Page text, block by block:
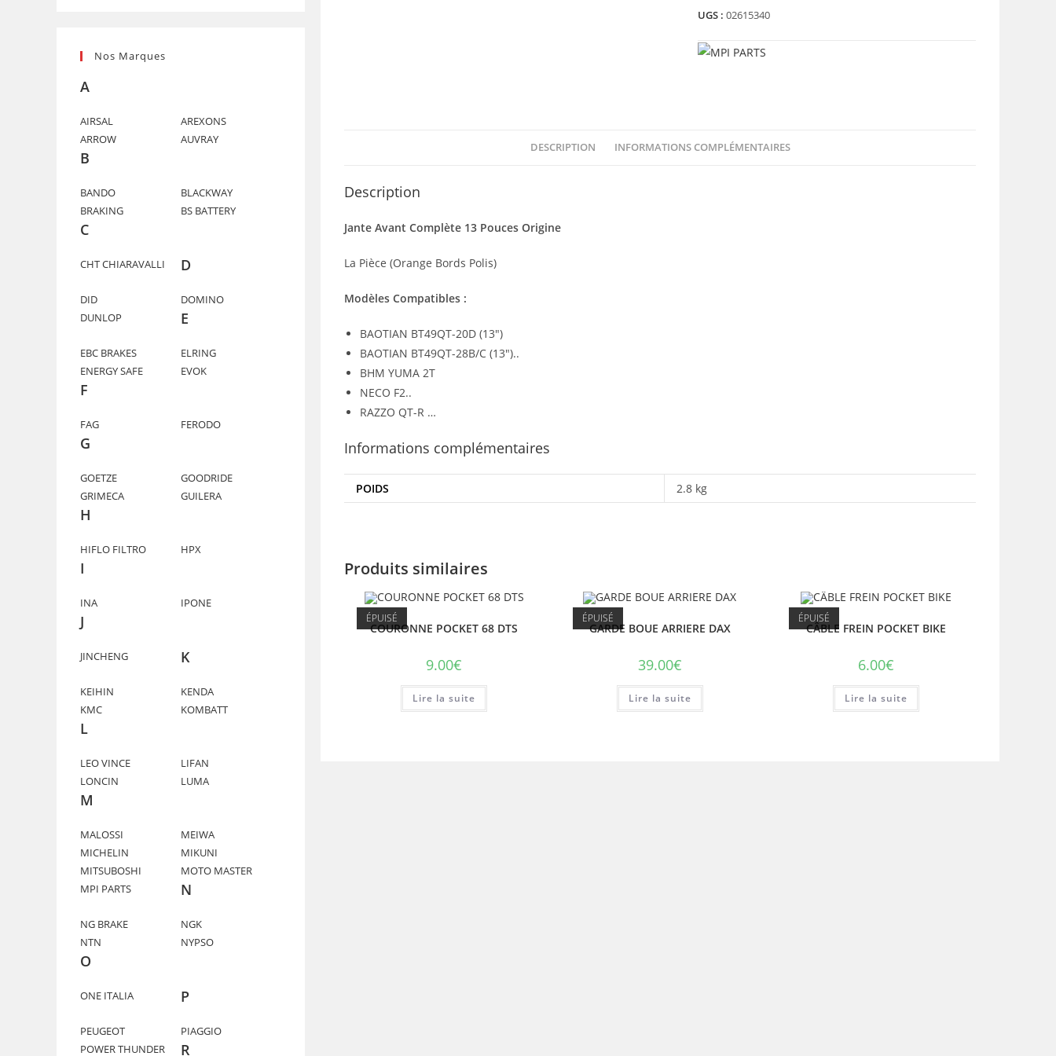
UGS :02615340
DESCRIPTION INFORMATIONS COMPLÉMENTAIRES
Description
Jante Avant Complète 13 Pouces Origine
La Pièce (Orange Bords Polis)
Modèles Compatibles :
BAOTIAN BT49QT-20D (13″)
BAOTIAN BT49QT-28B/C (13″)..
BHM YUMA 2T
NECO F2..
RAZZO QT-R …
Informations complémentaires
POIDS 2.8 kg
Produits similaires
ÉPUISÉ
COURONNE POCKET 68 DTS
9.00€
Lire la suite
ÉPUISÉ
GARDE BOUE ARRIERE DAX
39.00€
Lire la suite
ÉPUISÉ
CÂBLE FREIN POCKET BIKE
6.00€
Lire la suite
Nos Marques
A
AIRSAL
AREXONS
ARROW
AUVRAY
B
BANDO
BLACKWAY
BRAKING
BS BATTERY
C
CHT CHIARAVALLI D
DID
DOMINO
DUNLOP
E
EBC BRAKES
ELRING
ENERGY SAFE
EVOK
F
FAG FERODO
G
GOETZE
GOODRIDE
GRIMECA
GUILERA
H
HIFLO FILTRO HPX
I
INA IPONE
J
JINCHENG K
KEIHIN
KENDA
KMC
KOMBATT
L
LEO VINCE
LIFAN
LONCIN
LUMA
M
MALOSSI
MEIWA
MICHELIN
MIKUNI
MITSUBOSHI
MOTO MASTER
MPI PARTS
N
NG BRAKE
NGK
NTN
NYPSO
O
ONE ITALIA P
PEUGEOT
PIAGGIO
POWER THUNDER
R